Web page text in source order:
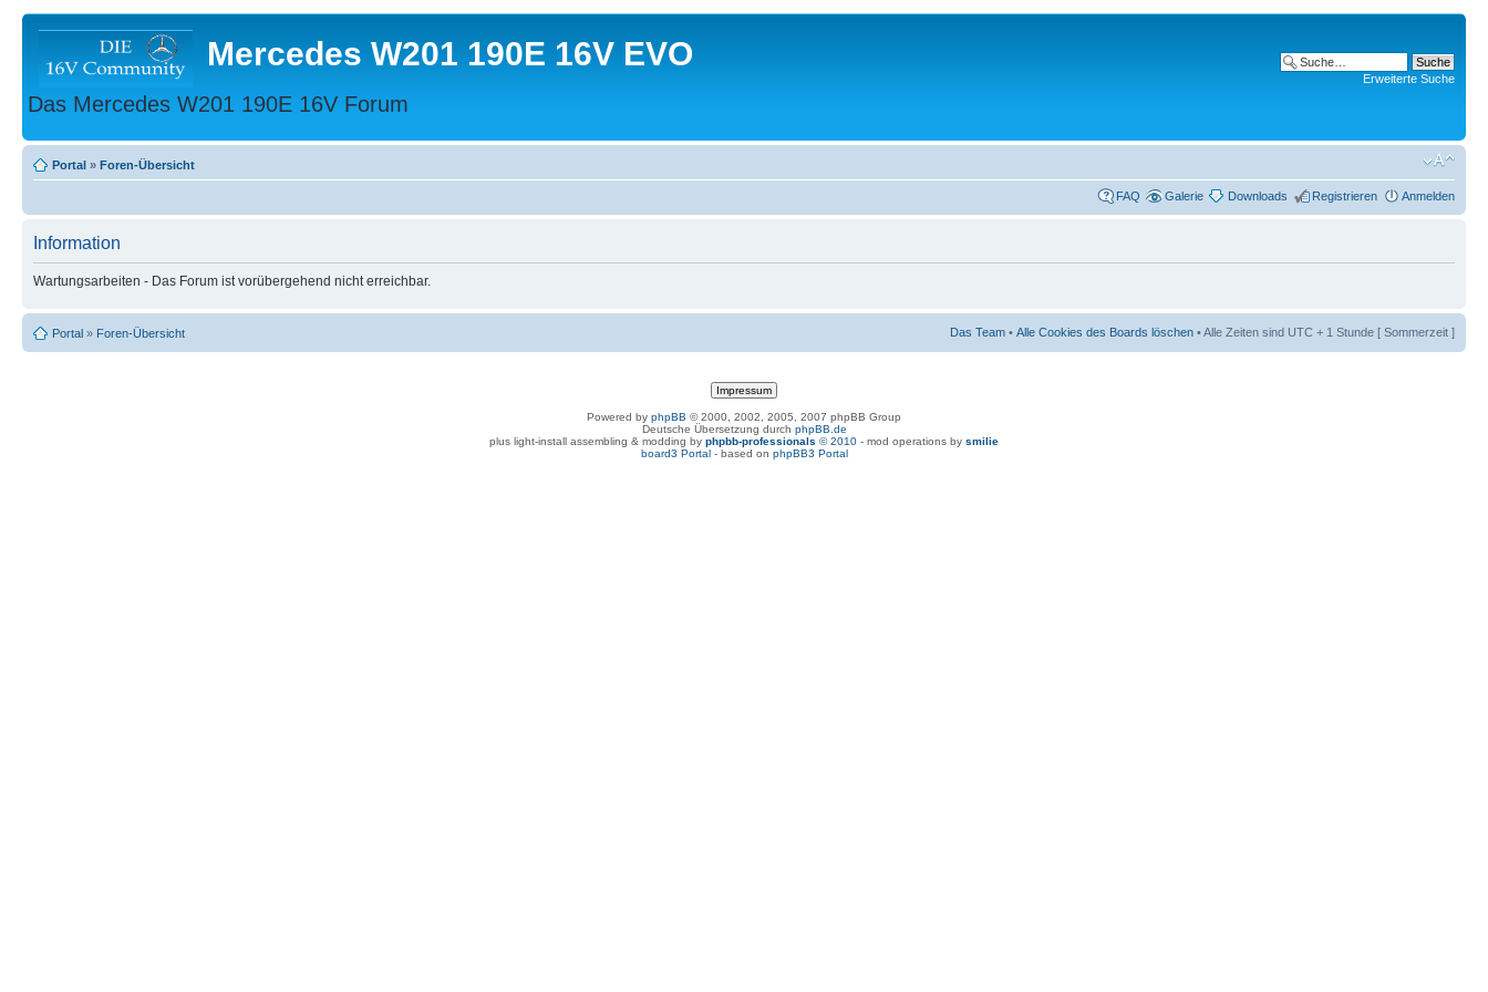
Mercedes W201 190E 16V EVO
Das Mercedes W201 190E 16V Forum
Erweiterte Suche
Portal » Foren-Übersicht
FAQ Galerie Downloads Registrieren Anmelden
Information
Wartungsarbeiten - Das Forum ist vorübergehend nicht erreichbar.
Portal » Foren-Übersicht Das Team • Alle Cookies des Boards löschen • Alle Zeiten sind UTC + 1 Stunde [ Sommerzeit ]
Powered by phpBB © 2000, 2002, 2005, 2007 phpBB Group
Deutsche Übersetzung durch phpBB.de
plus light-install assembling & modding by phpbb-professionals © 2010 - mod operations by smilie
board3 Portal- based on phpBB3 Portal